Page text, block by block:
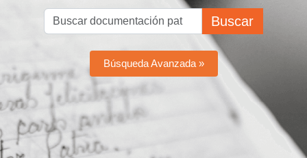
Buscar
Búsqueda Avanzada »